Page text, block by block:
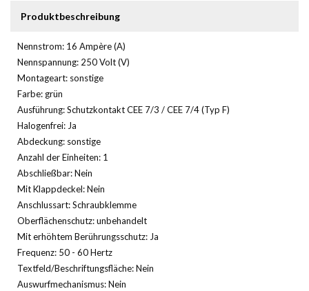
Produktbeschreibung
Nennstrom: 16 Ampère (A)
Nennspannung: 250 Volt (V)
Montageart: sonstige
Farbe: grün
Ausführung: Schutzkontakt CEE 7/3 / CEE 7/4 (Typ F)
Halogenfrei: Ja
Abdeckung: sonstige
Anzahl der Einheiten: 1
Abschließbar: Nein
Mit Klappdeckel: Nein
Anschlussart: Schraubklemme
Oberflächenschutz: unbehandelt
Mit erhöhtem Berührungsschutz: Ja
Frequenz: 50 - 60 Hertz
Textfeld/Beschriftungsfläche: Nein
Auswurfmechanismus: Nein